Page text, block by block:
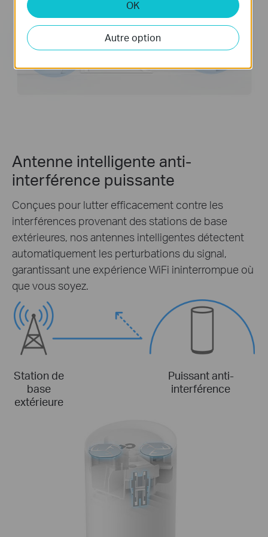
Antenne intelligente anti-
interférence puissante
Conçues pour lutter efficacement contre les
interférences provenant des stations de base
extérieures, nos antennes intelligentes détectent
automatiquement les perturbations du signal,
garantissant une expérience WiFi ininterrompue où
que vous soyez.
Station de
base
extérieure
Puissant anti-
interférence
OK
Autre option